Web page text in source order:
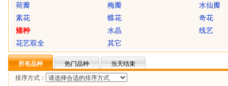
荷瓣 梅瓣
水仙瓣
素花
蝶花
奇花
矮种
水晶
线艺
花艺双全
其它
所有品种 热门品种
当天结束
排序方式：